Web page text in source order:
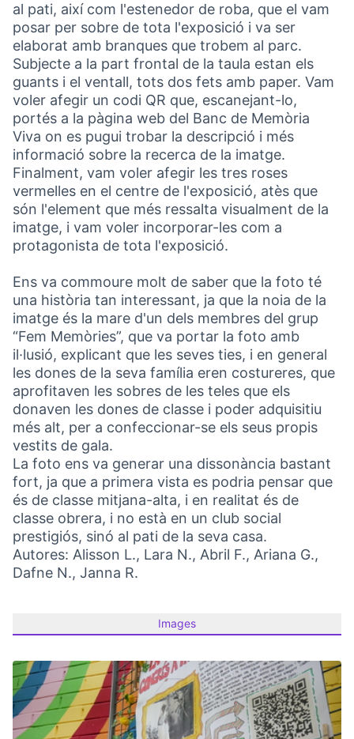
al pati, així com l'estenedor de roba, que el vam
posar per sobre de tota l'exposició i va ser
elaborat amb branques que trobem al parc.
Subjecte a la part frontal de la taula estan els
guants i el ventall, tots dos fets amb paper. Vam
voler afegir un codi QR que, escanejant-lo,
portés a la pàgina web del Banc de Memòria
Viva on es pugui trobar la descripció i més
informació sobre la recerca de la imatge.
Finalment, vam voler afegir les tres roses
vermelles en el centre de l'exposició, atès que
són l'element que més ressalta visualment de la
imatge, i vam voler incorporar-les com a
protagonista de tota l'exposició.
Ens va commoure molt de saber que la foto té
una història tan interessant, ja que la noia de la
imatge és la mare d'un dels membres del grup
“Fem Memòries”, que va portar la foto amb
il·lusió, explicant que les seves ties, i en general
les dones de la seva família eren costureres, que
aprofitaven les sobres de les teles que els
donaven les dones de classe i poder adquisitiu
més alt, per a confeccionar-se els seus propis
vestits de gala.
La foto ens va generar una dissonància bastant
fort, ja que a primera vista es podria pensar que
és de classe mitjana-alta, i en realitat és de
classe obrera, i no està en un club social
prestigiós, sinó al pati de la seva casa.
Autores: Alisson L., Lara N., Abril F., Ariana G.,
Dafne N., Janna R.
Images